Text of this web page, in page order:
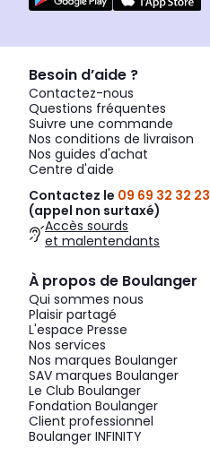
Besoin d’aide ?
Contactez-nous
Questions fréquentes
Suivre une commande
Nos conditions de livraison
Nos guides d'achat
Centre d'aide
Contactez le 09 69 32 32 23
(appel non surtaxé)
Accès sourds
et malentendants
À propos de Boulanger
Qui sommes nous
Plaisir partagé
L'espace Presse
Nos services
Nos marques Boulanger
SAV marques Boulanger
Le Club Boulanger
Fondation Boulanger
Client professionnel
Boulanger INFINITY